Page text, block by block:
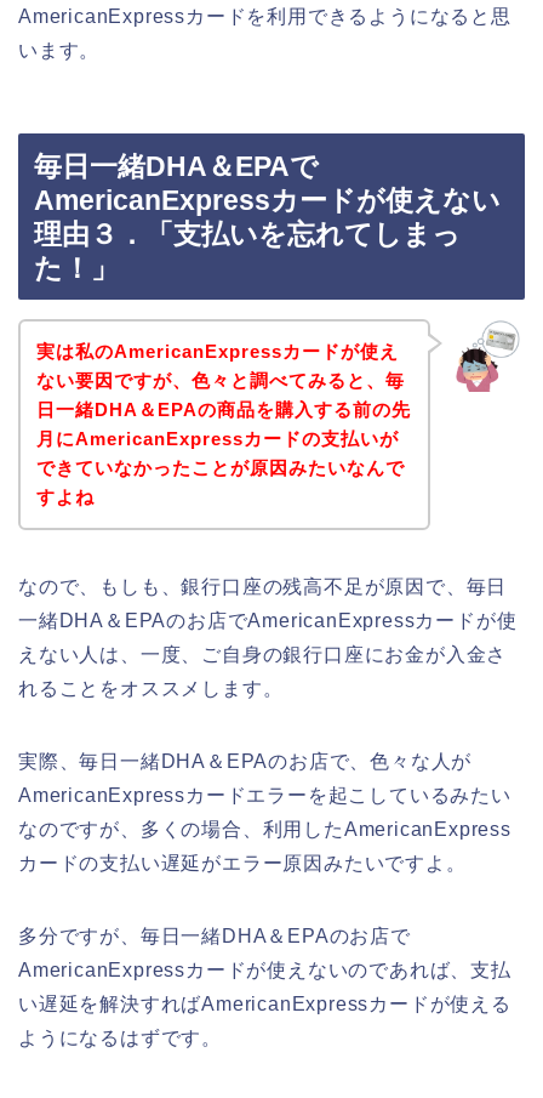
AmericanExpressカードを利用できるようになると思
います。
毎日一緒DHA＆EPAで
AmericanExpressカードが使えない
理由３．「支払いを忘れてしまっ
た！」
実は私のAmericanExpressカードが使え
ない要因ですが、色々と調べてみると、毎
日一緒DHA＆EPAの商品を購入する前の先
月にAmericanExpressカードの支払いが
できていなかったことが原因みたいなんで
すよね
なので、もしも、銀行口座の残高不足が原因で、毎日
一緒DHA＆EPAのお店でAmericanExpressカードが使
えない人は、一度、ご自身の銀行口座にお金が入金さ
れることをオススメします。
実際、毎日一緒DHA＆EPAのお店で、色々な人が
AmericanExpressカードエラーを起こしているみたい
なのですが、多くの場合、利用したAmericanExpress
カードの支払い遅延がエラー原因みたいですよ。
多分ですが、毎日一緒DHA＆EPAのお店で
AmericanExpressカードが使えないのであれば、支払
い遅延を解決すればAmericanExpressカードが使える
ようになるはずです。